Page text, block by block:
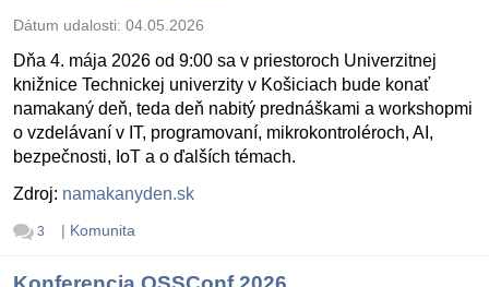
Dátum udalosti: 04.05.2026
Dňa 4. mája 2026 od 9:00 sa v priestoroch Univerzitnej
knižnice Technickej univerzity v Košiciach bude konať
namakaný deň, teda deň nabitý prednáškami a workshopmi
o vzdelávaní v IT, programovaní, mikrokontroléroch, AI,
bezpečnosti, IoT a o ďalších témach.
Zdroj: namakanyden.sk
3 | Komunita